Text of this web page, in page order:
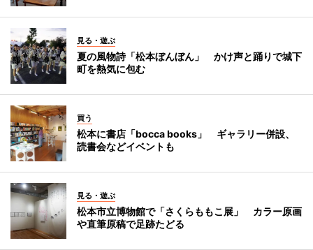
見る・遊ぶ
夏の風物詩「松本ぼんぼん」 かけ声と踊りで城下
町を熱気に包む
買う
松本に書店「bocca books」 ギャラリー併設、
読書会などイベントも
見る・遊ぶ
松本市立博物館で「さくらももこ展」 カラー原画
や直筆原稿で足跡たどる